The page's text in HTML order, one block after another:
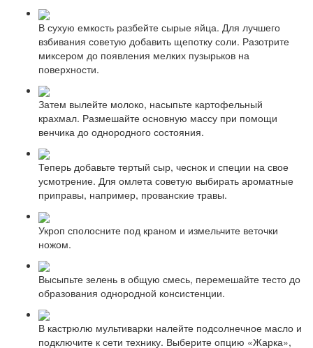
В сухую емкость разбейте сырые яйца. Для лучшего
взбивания советую добавить щепотку соли. Разотрите
миксером до появления мелких пузырьков на
поверхности.
Затем вылейте молоко, насыпьте картофельный
крахмал. Размешайте основную массу при помощи
венчика до однородного состояния.
Теперь добавьте тертый сыр, чеснок и специи на свое
усмотрение. Для омлета советую выбирать ароматные
приправы, например, прованские травы.
Укроп сполосните под краном и измельчите веточки
ножом.
Высыпьте зелень в общую смесь, перемешайте тесто до
образования однородной консистенции.
В кастрюлю мультиварки налейте подсолнечное масло и
подключите к сети технику. Выберите опцию «Жарка»,